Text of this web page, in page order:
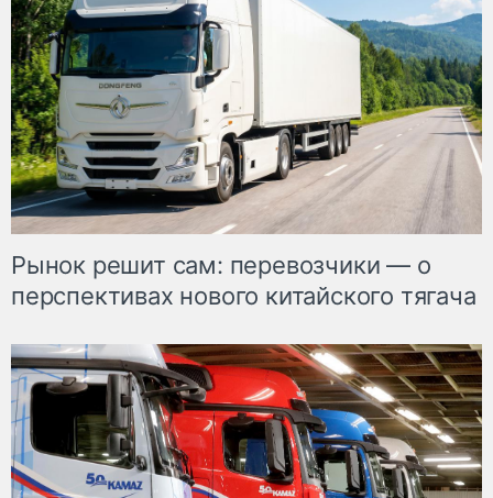
Рынок решит сам: перевозчики — о
перспективах нового китайского тягача